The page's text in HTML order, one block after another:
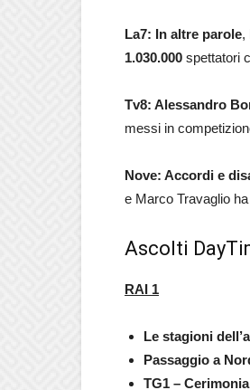
La7: In altre parole,
1.030.000 spettatori
Tv8: Alessandro
messi in
Nove: Accordi e
e Marco Travaglio
Ascolti
RAI 1
Le stagioni
Passaggio a
TG1 –